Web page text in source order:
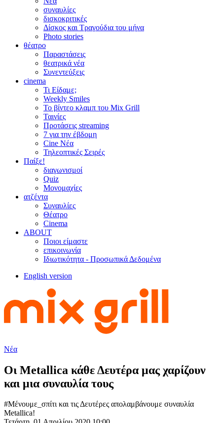
συναυλίες
δισκοκριτικές
Δίσκος και Τραγούδια του μήνα
Photo stories
θέατρο
Παραστάσεις
θεατρικά νέα
Συνεντεύξεις
cinema
Τι Είδαμε;
Weekly Smiles
Το βίντεο κλαμπ του Mix Grill
Ταινίες
Προτάσεις streaming
7 για την έβδομη
Cine Νέα
Τηλεοπτικές Σειρές
Παίξε!
διαγωνισμοί
Quiz
Μονομαχίες
ατζέντα
Συναυλίες
Θέατρο
Cinema
ABOUT
Ποιοι είμαστε
επικοινωνία
Ιδιωτικότητα - Προσωπικά Δεδομένα
English version
Νέα
Οι Metallica κάθε Δευτέρα μας χαρίζουν
και μια συναυλία τους
#Μένουμε_σπίτι και τις Δευτέρες απολαμβάνουμε συναυλία
Metallica!